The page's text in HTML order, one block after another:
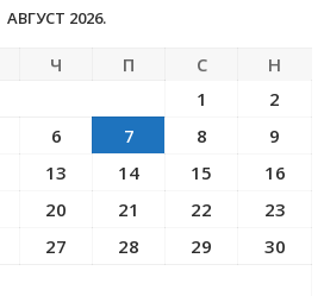
АВГУСТ 2026.
Ч П С Н
1
2
6 7 8
9
13 14 15
16
20 21 22
23
27 28 29
30